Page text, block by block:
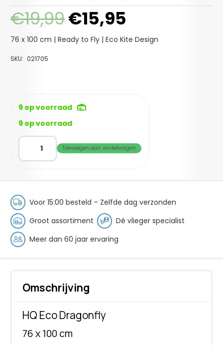
€19,99Oorspronkelijke
prijs
was:
€19,99.
€15,95
is:€15,95.
76 x 100 cm | Ready to Fly | Eco Kite Design
SKU: 021705
9 op voorraad
9 op voorraad
HQ
Dragonfly
Toevoegen aan winkelwagen
Voor 15:00 besteld – Zelfde dag verzonden
Groot assortiment
Dé vlieger specialist
Meer dan 60 jaar ervaring
Omschrijving
HQ Eco Dragonfly
76 x 100 cm